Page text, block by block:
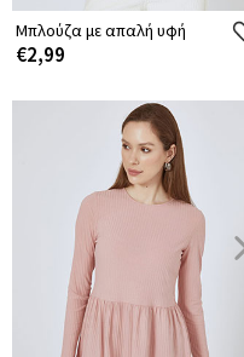
Μπλούζα με απαλή υφή
€2,99